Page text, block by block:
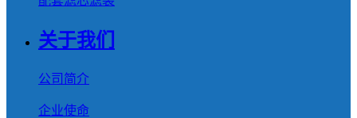
关于我们
公司简介
企业使命